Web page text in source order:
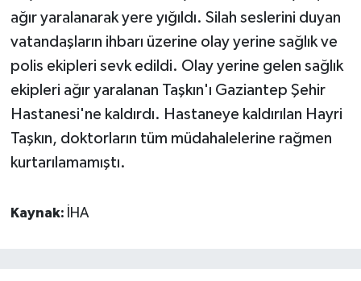
ağır yaralanarak yere yığıldı. Silah seslerini duyan
vatandaşların ihbarı üzerine olay yerine sağlık ve
polis ekipleri sevk edildi. Olay yerine gelen sağlık
ekipleri ağır yaralanan Taşkın'ı Gaziantep Şehir
Hastanesi'ne kaldırdı. Hastaneye kaldırılan Hayri
Taşkın, doktorların tüm müdahalelerine rağmen
kurtarılamamıştı.
Kaynak: İHA